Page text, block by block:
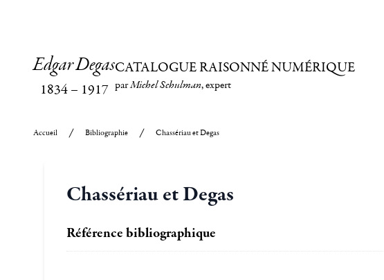
Edgar Degas
1834– 1917
CATALOGUE RAISONNÉ NUMÉRIQUE
parMichel Schulman, expert
Accueil Bibliographie Chassériau et Degas
Chassériau et Degas
Référence bibliographique